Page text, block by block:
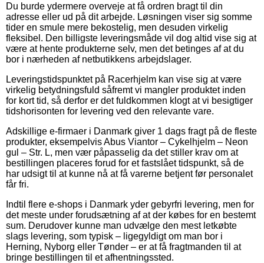
Du burde ydermere overveje at få ordren bragt til din
adresse eller ud på dit arbejde. Løsningen viser sig somme
tider en smule mere bekostelig, men desuden virkelig
fleksibel. Den billigste leveringsmåde vil dog altid vise sig at
være at hente produkterne selv, men det betinges af at du
bor i nærheden af netbutikkens arbejdslager.
Leveringstidspunktet på Racerhjelm kan vise sig at være
virkelig betydningsfuld såfremt vi mangler produktet inden
for kort tid, så derfor er det fuldkommen klogt at vi besigtiger
tidshorisonten for levering ved den relevante vare.
Adskillige e-firmaer i Danmark giver 1 dags fragt på de fleste
produkter, eksempelvis Abus Viantor – Cykelhjelm – Neon
gul – Str. L, men vær påpasselig da det stiller krav om at
bestillingen placeres forud for et fastslået tidspunkt, så de
har udsigt til at kunne nå at få varerne betjent før personalet
får fri.
Indtil flere e-shops i Danmark yder gebyrfri levering, men for
det meste under forudsætning af at der købes for en bestemt
sum. Derudover kunne man udvælge den mest letkøbte
slags levering, som typisk – ligegyldigt om man bor i
Herning, Nyborg eller Tønder – er at få fragtmanden til at
bringe bestillingen til et afhentningssted.